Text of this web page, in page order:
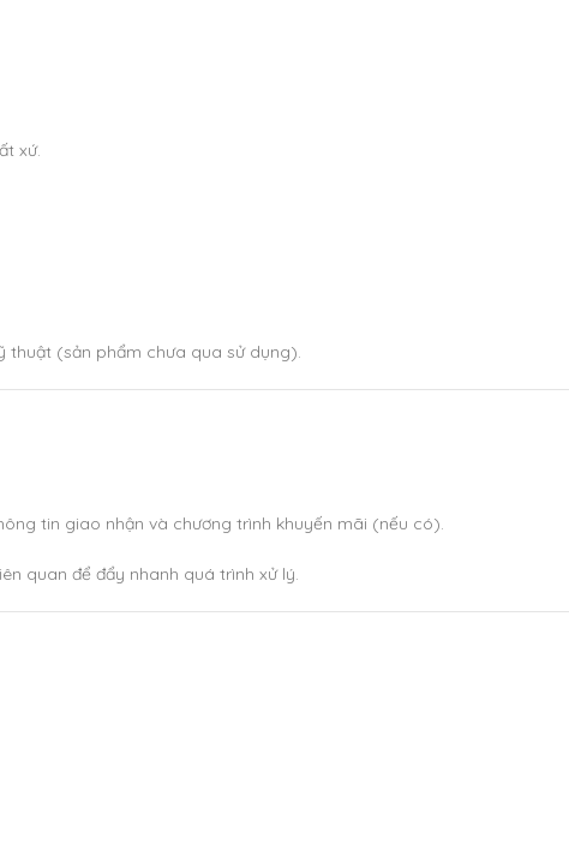
xứ.
thuật (sản phẩm chưa qua sử dụng).
tin giao nhận và chương trình khuyến mãi (nếu có).
quan để đẩy nhanh quá trình xử lý.